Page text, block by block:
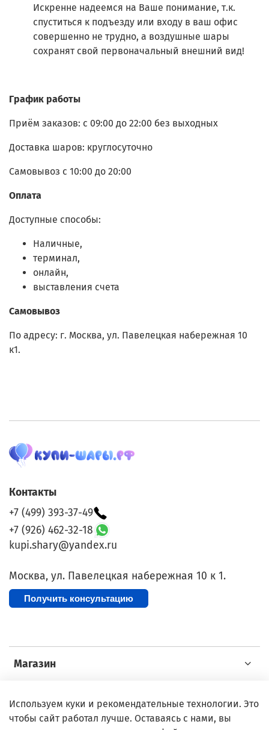
Искренне надеемся на Ваше понимание, т.к.
спуститься к подъезду или входу в ваш офис
совершенно не трудно, а воздушные шары
сохранят свой первоначальный внешний вид!
График работы
Приём заказов: с 09:00 до 22:00 без выходных
Доставка шаров: круглосуточно
Самовывоз с 10:00 до 20:00
Оплата
Доступные способы:
Наличные,
терминал,
онлайн,
выставления счета
Самовывоз
По адресу: г. Москва, ул. Павелецкая набережная 10
к1.
Магазин
Покупателю
Контакты
+7 (499) 393-37-49
+7 (926) 462-32-18
kupi.shary@yandex.ru
Москва, ул. Павелецкая набережная 10 к 1.
Получить консультацию
Используем куки и рекомендательные технологии. Это
чтобы сайт работал лучше. Оставаясь с нами, вы